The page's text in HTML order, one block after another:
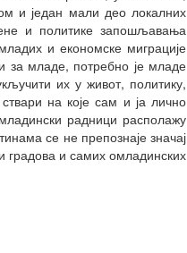
и један мали део локалних
и политике запошљавања
и економске миграције
за младе, потребно је младе
их у живот, политику,
на које сам и ја лично
радници располажу
се не препознаје значај
градова и самих омладинских